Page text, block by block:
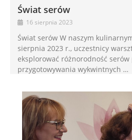
Świat serów
16 sierpnia 2023
Świat serów W naszym
sierpnia 2023 r., uczestnicy
eksplorować różnorodność serów
przygotowywania wykwintnych …